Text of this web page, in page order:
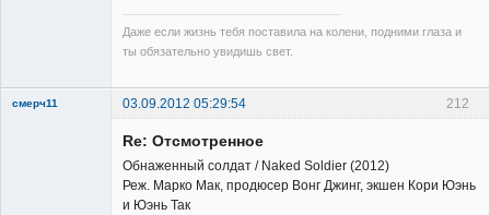
Даже если жизнь тебя поставила на колени, подними глаза и
ты обязательно увидишь свет.
212
смерч11
03.09.2012 05:29:54
Re: Отсмотренное
Обнаженный солдат / Naked Soldier (2012)
Реж. Марко Мак, продюсер Вонг Джинг, экшен Кори Юэнь
и Юэнь Так